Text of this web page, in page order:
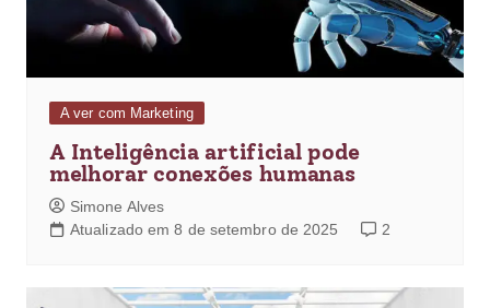
A ver com Marketing
A Inteligência artificial pode
melhorar conexões humanas
Simone Alves
Atualizado em 8 de setembro de 2025
2